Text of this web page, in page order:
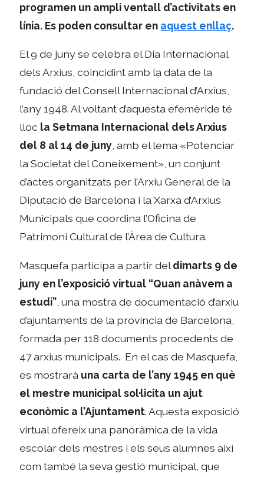
programen un ampli ventall d’activitats en
línia. Es poden consultar en aquest enllaç.
El 9 de juny se celebra el Dia Internacional
dels Arxius, coincidint amb la data de la
fundació del Consell Internacional d’Arxius,
l’any 1948. Al voltant d’aquesta efemèride té
lloc la Setmana Internacional dels Arxius
del 8 al 14 de juny , amb el lema «Potenciar
la Societat del Coneixement», un conjunt
d’actes organitzats per l’Arxiu General de la
Diputació de Barcelona i la Xarxa d’Arxius
Municipals que coordina l’Oficina de
Patrimoni Cultural de l’Àrea de Cultura.
Masquefa participa a partir del dimarts 9 de
juny en l’exposició virtual “Quan anàvem a
estudi” , una mostra de documentació d’arxiu
d’ajuntaments de la província de Barcelona,
formada per 118 documents procedents de
47 arxius municipals. En el cas de Masquefa,
es mostrarà una carta de l’any 1945 en què
el mestre municipal sol·licita un ajut
econòmic a l’Ajuntament. Aquesta exposició
virtual ofereix una panoràmica de la vida
escolar dels mestres i els seus alumnes així
com també la seva gestió municipal, que